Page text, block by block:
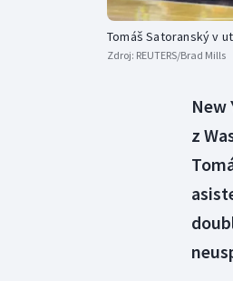
Tomáš Satoranský v
Zdroj: REUTERS/Brad Mills
New
z